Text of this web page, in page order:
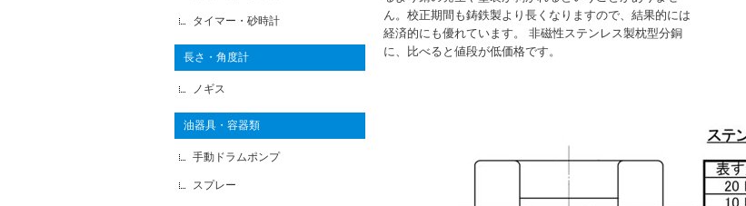
ん。校正期間も鋳鉄製より長くなりますので、結果的には
経済的にも優れています。 非磁性ステンレス製枕型分銅
に、比べると値段が低価格です。
タイマー・砂時計
長さ・角度計
ノギス
油器具・容器類
手動ドラムポンプ
スプレー